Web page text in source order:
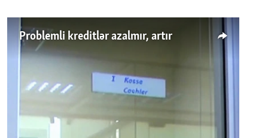
Problemli kreditlər azalmır, artır